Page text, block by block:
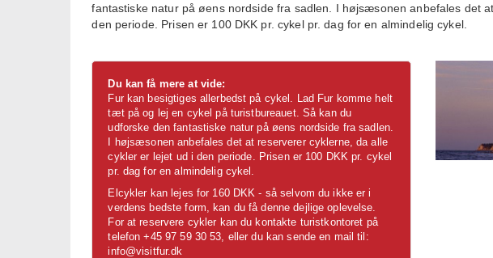
fantastiske natur på øens nordside fra sadlen. I højsæsonen anbefales det
den periode. Prisen er 100 DKK pr. cykel pr. dag for en almindelig cykel.
Du kan få mere at vide:
Fur kan besigtiges allerbedst på cykel. Lad Fur komme helt
tæt på og lej en cykel på turistbureauet. Så kan du
udforske den fantastiske natur på øens nordside fra sadlen.
I højsæsonen anbefales det at reserverer cyklerne, da alle
cykler er lejet ud i den periode. Prisen er 100 DKK pr. cykel
pr. dag for en almindelig cykel.
Elcykler kan lejes for 160 DKK - så selvom du ikke er i
verdens bedste form, kan du få denne dejlige oplevelse.
For at reservere cykler kan du kontakte turistkontoret på
telefon +45 97 59 30 53, eller du kan sende en mail til:
info@visitfur.dk